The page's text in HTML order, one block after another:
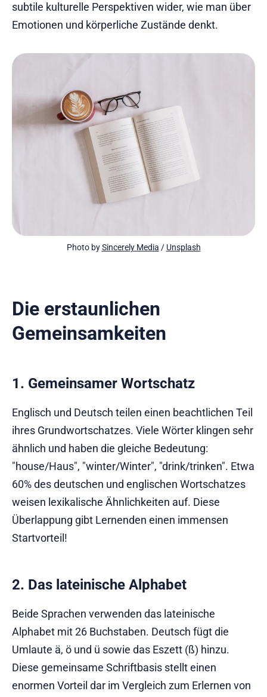
subtile kulturelle Perspektiven wider, wie man über
Emotionen und körperliche Zustände denkt.
Photo by Sincerely Media / Unsplash
Die erstaunlichen
Gemeinsamkeiten
1. Gemeinsamer Wortschatz
Englisch und Deutsch teilen einen beachtlichen Teil
ihres Grundwortschatzes. Viele Wörter klingen sehr
ähnlich und haben die gleiche Bedeutung:
"house/Haus", "winter/Winter", "drink/trinken". Etwa
60% des deutschen und englischen Wortschatzes
weisen lexikalische Ähnlichkeiten auf. Diese
Überlappung gibt Lernenden einen immensen
Startvorteil!
2. Das lateinische Alphabet
Beide Sprachen verwenden das lateinische
Alphabet mit 26 Buchstaben. Deutsch fügt die
Umlaute ä, ö und ü sowie das Eszett (ß) hinzu.
Diese gemeinsame Schriftbasis stellt einen
enormen Vorteil dar im Vergleich zum Erlernen von